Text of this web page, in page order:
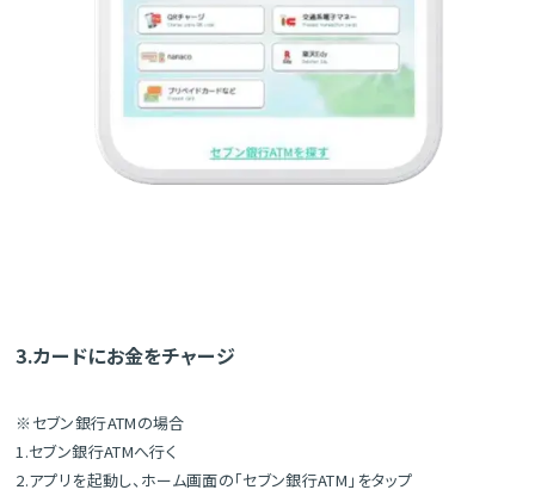
3.カードにお金をチャージ
※セブン銀行ATMの場合
1.セブン銀行ATMへ行く
2.アプリを起動し、ホーム画面の「セブン銀行ATM」をタップ